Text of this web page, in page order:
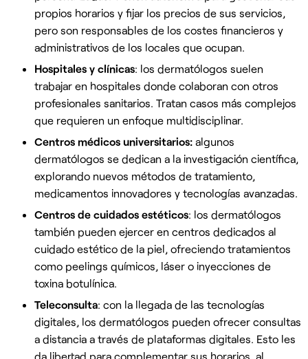
propios horarios y fijar los precios de sus servicios,
pero son responsables de los costes financieros y
administrativos de los locales que ocupan.
Hospitales y clínicas: los dermatólogos suelen
trabajar en hospitales donde colaboran con otros
profesionales sanitarios. Tratan casos más complejos
que requieren un enfoque multidisciplinar.
Centros médicos universitarios: algunos
dermatólogos se dedican a la investigación científica,
explorando nuevos métodos de tratamiento,
medicamentos innovadores y tecnologías avanzadas.
Centros de cuidados estéticos: los dermatólogos
también pueden ejercer en centros dedicados al
cuidado estético de la piel, ofreciendo tratamientos
como peelings químicos, láser o inyecciones de
toxina botulínica.
Teleconsulta: con la llegada de las tecnologías
digitales, los dermatólogos pueden ofrecer consultas
a distancia a través de plataformas digitales. Esto les
da libertad para complementar sus horarios, al